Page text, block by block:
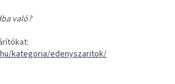
való?
kategoria/edenyszaritok/